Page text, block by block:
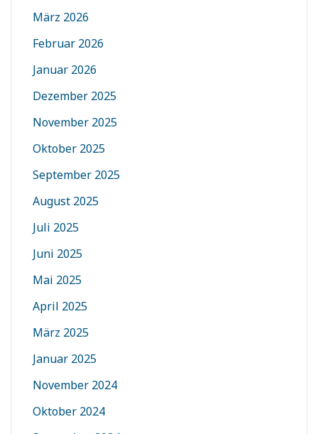
März 2026
Februar 2026
Januar 2026
Dezember 2025
November 2025
Oktober 2025
September 2025
August 2025
Juli 2025
Juni 2025
Mai 2025
April 2025
März 2025
Januar 2025
November 2024
Oktober 2024